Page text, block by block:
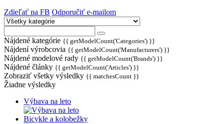
Zdieľať na FB Odporučiť e-mailom
Nájdené kategórie {{ getModelCount('Categories') }}
Nájdení výrobcovia {{ getModelCount('Manufacturers') }}
Nájdené modelové rady {{ getModelCount('Brands') }}
Nájdené články {{ getModelCount('Articles') }}
Zobraziť všetky výsledky {{ matchesCount }}
Žiadne výsledky
Výbava na leto
Bicykle a kolobežky